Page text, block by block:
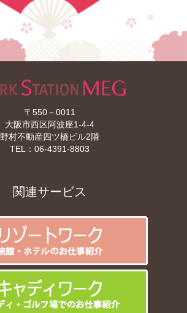
〒550－0011
大阪市西区阿波座1-4-4
野村不動産四ツ橋ビル2階
TEL： 06-4391-8803
関連サービス